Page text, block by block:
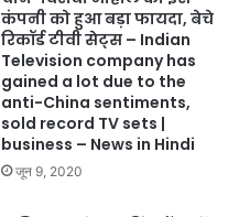
कंपनी को हुआ बड़ा फायदा, बेचे
रिकॉर्ड टीवी सेट्स – Indian
Television company has
gained a lot due to the
anti-China sentiments,
sold record TV sets |
business – News in Hindi
जून 9, 2020